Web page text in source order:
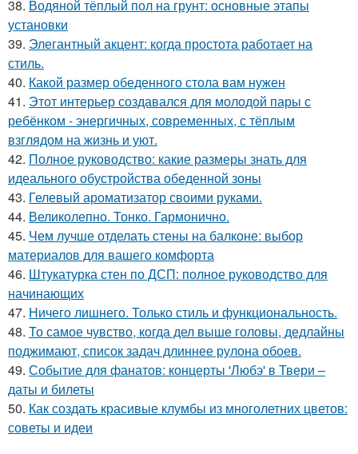
38. Водяной тёплый пол на грунт: основные этапы
установки
39. Элегантный акцент: когда простота работает на
стиль.
40. Какой размер обеденного стола вам нужен
41. Этот интерьер создавался для молодой пары с
ребёнком - энергичных, современных, с тёплым
взглядом на жизнь и уют.
42. Полное руководство: какие размеры знать для
идеального обустройства обеденной зоны
43. Гелевый ароматизатор своими руками.
44. Великолепно. Тонко. Гармонично.
45. Чем лучше отделать стены на балконе: выбор
материалов для вашего комфорта
46. Штукатурка стен по ДСП: полное руководство для
начинающих
47. Ничего лишнего. Только стиль и функциональность.
48. То самое чувство, когда дел выше головы, дедлайны
поджимают, список задач длиннее рулона обоев.
49. Событие для фанатов: концерты 'Любэ' в Твери –
даты и билеты
50. Как создать красивые клумбы из многолетних цветов:
советы и идеи